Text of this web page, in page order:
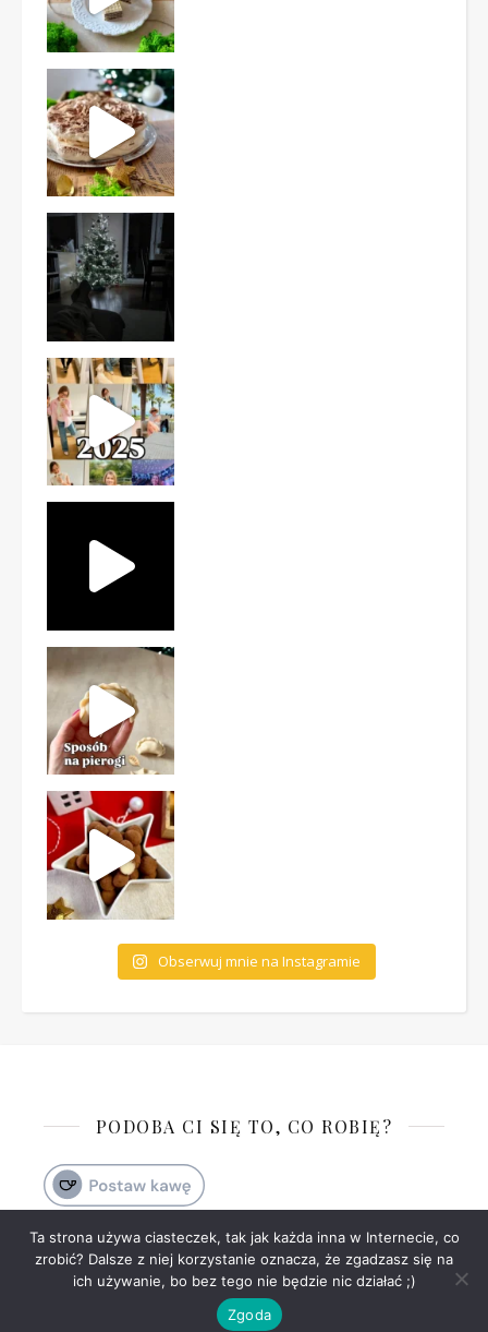
Obserwuj mnie na Instagramie
PODOBA CI SIĘ TO, CO ROBIĘ?
Polityka prywatności Kontakt
Ashe Motyw przez WP
Royal.
Ta strona używa ciasteczek, tak jak każda inna w Internecie, co
zrobić? Dalsze z niej korzystanie oznacza, że zgadzasz się na
ich używanie, bo bez tego nie będzie nic działać ;)
Zgoda